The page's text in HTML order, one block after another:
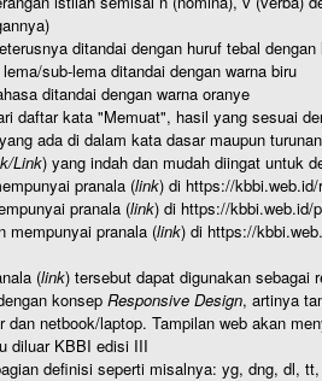
ditandai dengan huruf tebal dengan
sub-lema ditandai dengan warna biru
ditandai dengan warna oranye
daftar kata "Memuat", hasil yang sesuai
ada di dalam kata dasar maupun
Link) yang indah dan mudah diingat untuk
pranala (link) di https://kbbi.web.id/
pranala (link) di https://kbbi.web.id/
mempunyai pranala (link) di https://
(link) tersebut dapat digunakan sebagai
konsep Responsive Design, artinya
dan netbook/laptop. Tampilan web akan
diluar KBBI edisi III
definisi seperti misalnya: yg, dng, dl,